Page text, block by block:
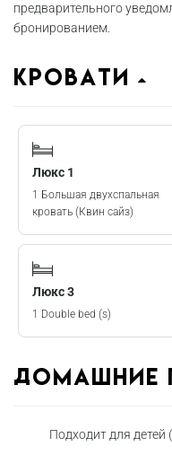
предварительного
бронированием.
Кровати
Люкс 1
1 Большая двухспальная
кровать (Квин сайз)
Люкс 3
1 Double bed (s)
домашние
Подходит для детей